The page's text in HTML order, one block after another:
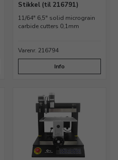
Stikkel (til 216791)
11/64" 6,5" solid micrograin
carbide cutters 0,1mm
Varenr. 216794
Info